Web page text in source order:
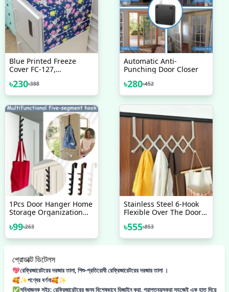
Blue Printed Freeze
Cover FC-127,
Cover, Fridge Top Cloth
৳230৳388
Automatic Anti-
Punching Door Closer
৳280৳452
1Pcs Door Hanger Home
Storage Organization
৳99৳263
Stainless Steel 6-Hook
Flexible Over The Door
৳555৳853
প্রোডাক্ট ডিটেলস
💖রেফ্রিজারেটরের দরজার তালা, শিশু-প্রতিরোধী রেফ্রিজারেটরের দরজার তালা ।
🥰✨পণ্যের বর্ণনা🥰✨
✅সুবিধাজনক সুইচ: রেফ্রিজারেটরের জন্য বিশেষভাবে ডিজাইন করা, প্রাপ্তবয়স্করা সহজেই এক হাত দিয়ে